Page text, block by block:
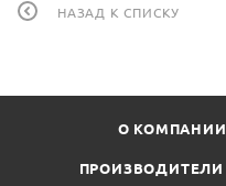
НАЗАД К СПИСКУ
О КОМПАНИИ
ПРОИЗВОДИТЕЛИ